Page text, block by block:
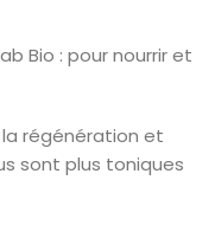
Bio : pour nourrir et
la régénération et
sont plus toniques